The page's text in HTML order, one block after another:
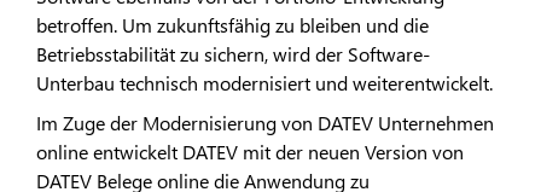
betroffen. Um zukunftsfähig zu bleiben und die
Betriebsstabilität zu sichern, wird der Software-
Unterbau technisch modernisiert und weiterentwickelt.
Im Zuge der Modernisierung von DATEV Unternehmen
online entwickelt DATEV mit der neuen Version von
DATEV Belege online die Anwendung zu